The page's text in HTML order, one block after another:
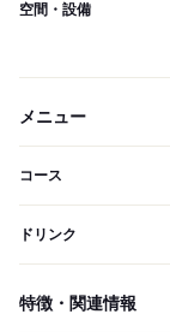
空間・設備
メニュー
コース
ドリンク
特徴・関連情報